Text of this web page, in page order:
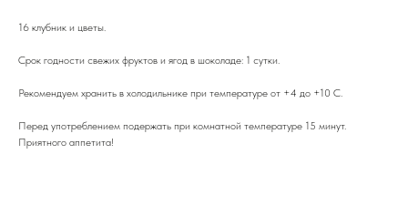
16 клубник и цветы.
Срок годности свежих фруктов и ягод в шоколаде: 1 сутки.
Рекомендуем хранить в холодильнике при температуре от +4 до +10 С.
Перед употреблением подержать при комнатной температуре 15 минут.
Приятного аппетита!